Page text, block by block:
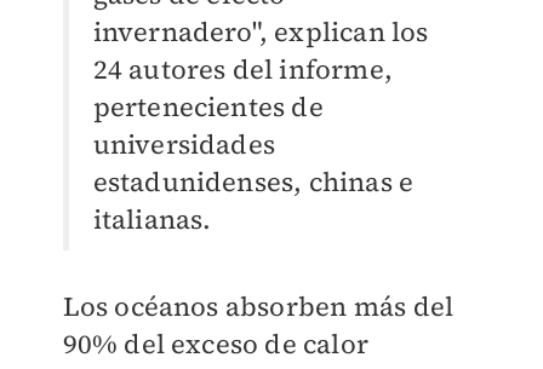
invernadero", explican los
24 autores del informe,
pertenecientes de
universidades
estadunidenses, chinas e
italianas.
Los océanos absorben más del
90% del exceso de calor